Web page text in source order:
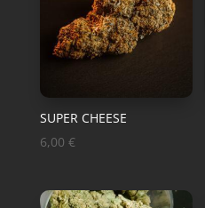
SUPER CHEESE
6,00 €